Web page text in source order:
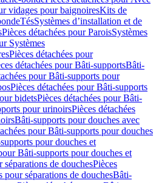
vidages pour baignoiresKits de
TésSystèmes d’installation et de
Pièces détachées pour ParoisSystèmes
Systèmes
Pièces détachées pour
détachées pour Bâti-supportsBâti-
pour Bâti-supports pour
Pièces détachées pour Bâti-supports
bidetsPièces détachées pour Bâti-
pour urinoirsPièces détachées
Bâti-supports pour douches avec
pour Bâti-supports pour douches
pour douches et
Bâti-supports pour douches et
de douchesPièces
pour séparations de douchesBâti-